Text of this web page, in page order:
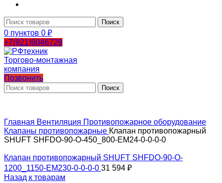
Поиск
0 пунктов 0 ₽
+7(921)9046729
Позвонить
Поиск
Главная Вентиляция Противопожарное оборудование
Клапаны противопожарные Клапан противопожарный
SHUFT SHFDO-90-O-450_800-EM24-0-0-0-0
Клапан противопожарный SHUFT SHFDO-90-O-
1200_1150-EM230-0-0-0-0 31 594 ₽
Назад к товарам